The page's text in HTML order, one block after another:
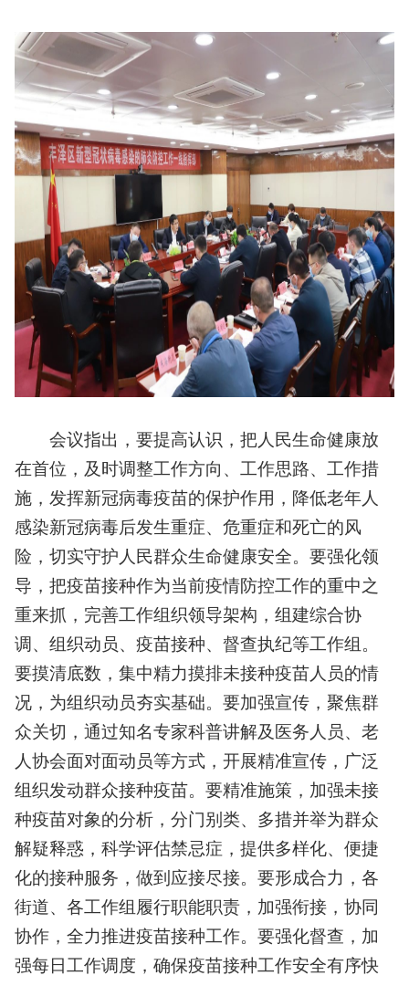
会议指出，要提高认识，把人民生命健康放
在首位，及时调整工作方向、工作思路、工作措
施，发挥新冠病毒疫苗的保护作用，降低老年人
感染新冠病毒后发生重症、危重症和死亡的风
险，切实守护人民群众生命健康安全。要强化领
导，把疫苗接种作为当前疫情防控工作的重中之
重来抓，完善工作组织领导架构，组建综合协
调、组织动员、疫苗接种、督查执纪等工作组。
要摸清底数，集中精力摸排未接种疫苗人员的情
况，为组织动员夯实基础。要加强宣传，聚焦群
众关切，通过知名专家科普讲解及医务人员、老
人协会面对面动员等方式，开展精准宣传，广泛
组织发动群众接种疫苗。要精准施策，加强未接
种疫苗对象的分析，分门别类、多措并举为群众
解疑释惑，科学评估禁忌症，提供多样化、便捷
化的接种服务，做到应接尽接。要形成合力，各
街道、各工作组履行职能职责，加强衔接，协同
协作，全力推进疫苗接种工作。要强化督查，加
强每日工作调度，确保疫苗接种工作安全有序快